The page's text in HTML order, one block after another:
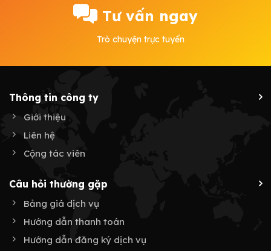
Tư vấn ngay
Trò chuyện trực tuyến
Thông tin công ty
Giới thiệu
Liên hệ
Cộng tác viên
Câu hỏi thường gặp
Bảng giá dịch vụ
Hướng dẫn thanh toán
Hướng dẫn đăng ký dịch vụ